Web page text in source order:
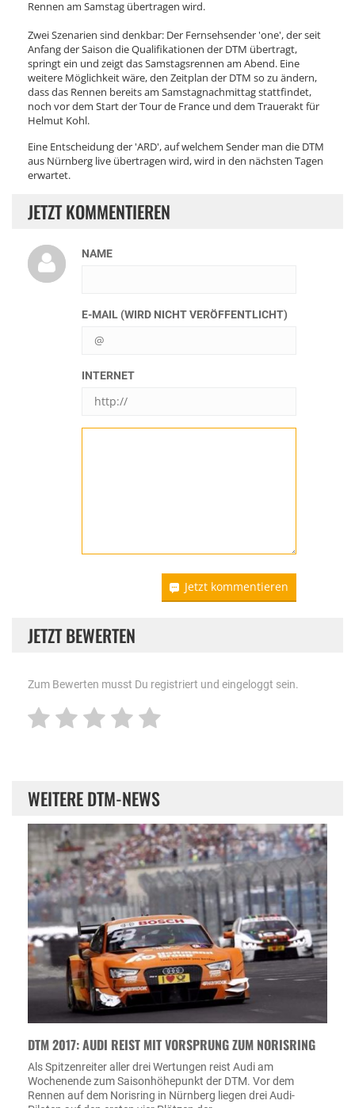
Rennen am Samstag übertragen wird.
Zwei Szenarien sind denkbar: Der Fernsehsender 'one', der seit
Anfang der Saison die Qualifikationen der DTM übertragt,
springt ein und zeigt das Samstagsrennen am Abend. Eine
weitere Möglichkeit wäre, den Zeitplan der DTM so zu ändern,
dass das Rennen bereits am Samstagnachmittag stattfindet,
noch vor dem Start der Tour de France und dem Trauerakt für
Helmut Kohl.
Eine Entscheidung der 'ARD', auf welchem Sender man die DTM
aus Nürnberg live übertragen wird, wird in den nächsten Tagen
erwartet.
JETZT KOMMENTIEREN
NAME
E-MAIL (WIRD NICHT VERÖFFENTLICHT)
INTERNET
Jetzt kommentieren
JETZT BEWERTEN
Zum Bewerten musst Du registriert und eingeloggt sein.
WEITERE DTM-NEWS
DTM 2017: AUDI REIST MIT VORSPRUNG ZUM NORISRING
Als Spitzenreiter aller drei Wertungen reist Audi am
Wochenende zum Saisonhöhepunkt der DTM. Vor dem
Rennen auf dem Norisring in Nürnberg liegen drei Audi-